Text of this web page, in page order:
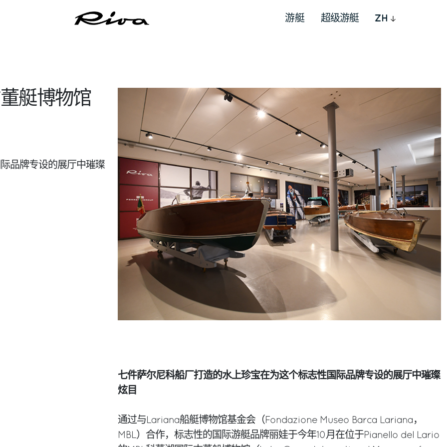
游艇 超级游艇 ZH
艇博物馆
品牌专设的展厅中璀璨
七件萨尔尼科船厂打造的水上珍宝在为这个标志性国际品牌专设的展厅中璀璨
炫目
通过与Lariana船艇博物馆基金会（Fondazione Museo Barca Lariana，
MBL）合作，标志性的国际游艇品牌丽娃于今年10月在位于Pianello del Lario